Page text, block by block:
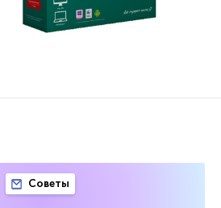
Советы